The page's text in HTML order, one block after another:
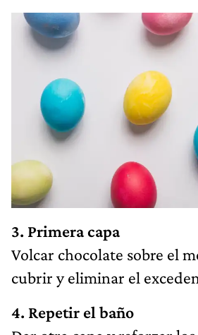
3. Primera capa
Volcar chocolate sobre el
cubrir y eliminar el
4. Repetir el baño